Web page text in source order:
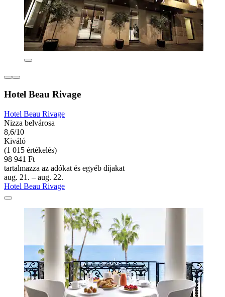
Hotel Beau Rivage
Hotel Beau Rivage
Nizza belvárosa
8,6/10
Kiváló
(1 015 értékelés)
98 941 Ft
tartalmazza az adókat és egyéb díjakat
aug. 21. – aug. 22.
Hotel Beau Rivage